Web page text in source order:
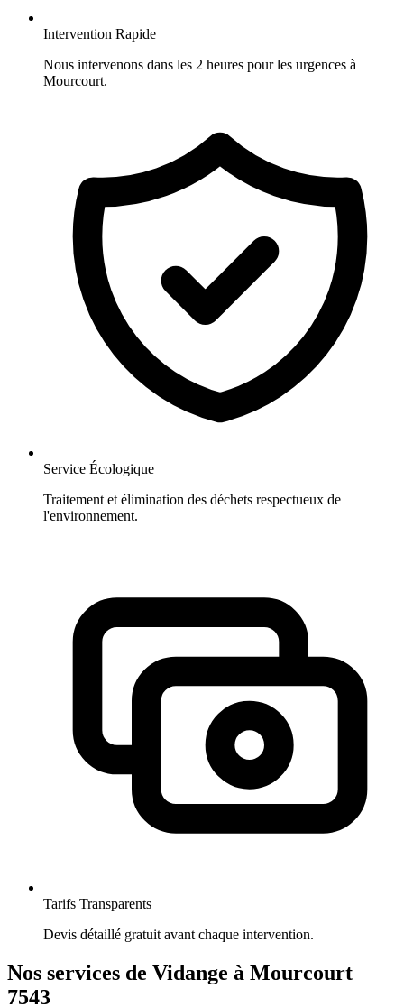
Intervention Rapide
Nous intervenons dans les 2 heures pour les urgences à
Mourcourt.
Service Écologique
Traitement et élimination des déchets respectueux de
l'environnement.
Tarifs Transparents
Devis détaillé gratuit avant chaque intervention.
Nos services de Vidange à Mourcourt
7543